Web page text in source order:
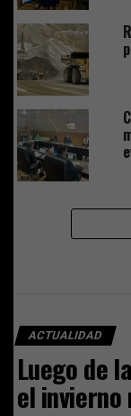
ACTUALIDAD
Luego de
el invierno